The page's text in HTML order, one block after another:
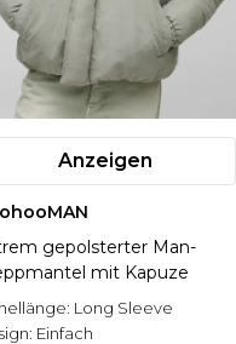
Anzeigen
gepolsterter Man-
mit Kapuze
Long Sleeve
Einfach